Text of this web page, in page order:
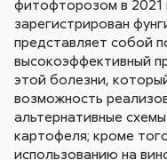
фитофторозом в 2021
зарегистрирован
представляет собой
высокоэффективный
этой болезни,
возможность
альтернативные
картофеля; кроме
использованию на